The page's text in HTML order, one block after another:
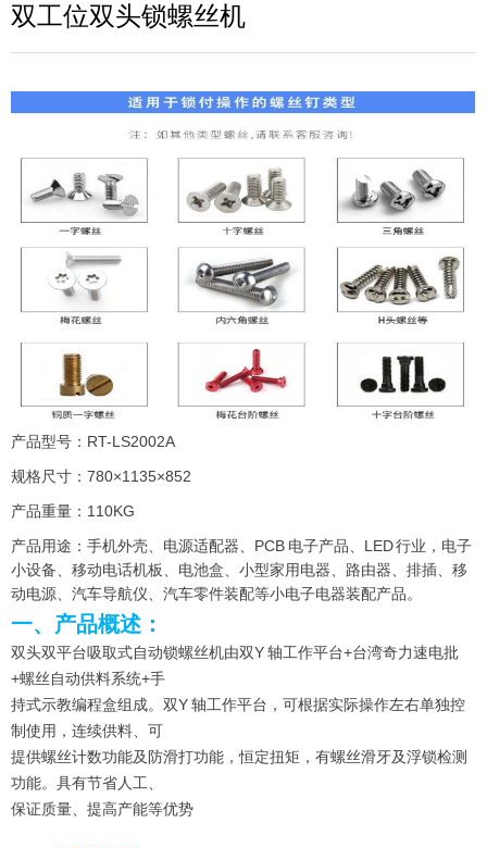
双工位双头锁螺丝机
产品型号：RT-LS2002A
规格尺寸：780×1135×852
产品重量：110KG
产品用途：手机外壳、电源适配器、PCB 电子产品、LED 行业，电子
小设备、移动电话机板、电池盒、小型家用电器、路由器、排插、移
动电源、汽车导航仪、汽车零件装配等小电子电器装配产品。
一、产品概述：
双头双平台吸取式自动锁螺丝机由双Y 轴工作平台+台湾奇力速电批
+螺丝自动供料系统+手
持式示教编程盒组成。双Y 轴工作平台，可根据实际操作左右单独控
制使用，连续供料、可
提供螺丝计数功能及防滑打功能，恒定扭矩，有螺丝滑牙及浮锁检测
功能。具有节省人工、
保证质量、提高产能等优势